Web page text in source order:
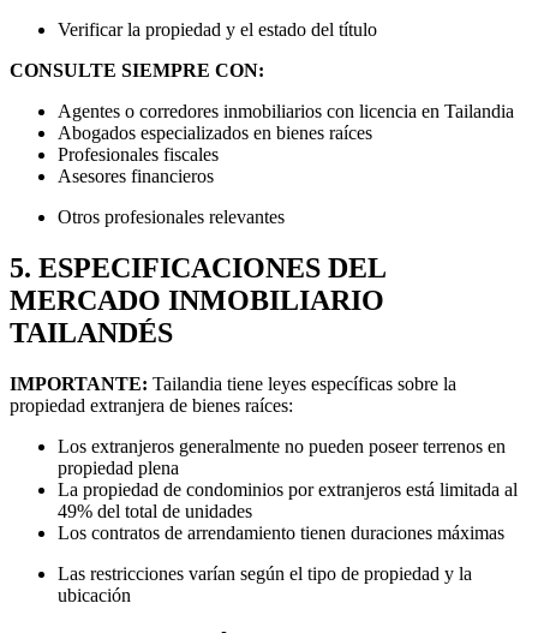
Verificar la propiedad y el estado del título
CONSULTE SIEMPRE CON:
Agentes o corredores inmobiliarios con licencia en Tailandia
Abogados especializados en bienes raíces
Profesionales fiscales
Asesores financieros
Otros profesionales relevantes
5. ESPECIFICACIONES DEL
MERCADO INMOBILIARIO
TAILANDÉS
IMPORTANTE: Tailandia tiene leyes específicas sobre la
propiedad extranjera de bienes raíces:
Los extranjeros generalmente no pueden poseer terrenos en
propiedad plena
La propiedad de condominios por extranjeros está limitada al
49% del total de unidades
Los contratos de arrendamiento tienen duraciones máximas
Las restricciones varían según el tipo de propiedad y la
ubicación